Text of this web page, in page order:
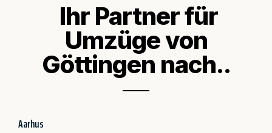
Ihr Partner für
Umzüge von
Göttingen nach..
Aarhus